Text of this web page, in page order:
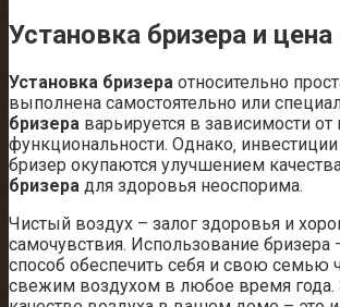
Установка бризера и цена
Установка бризера относительно
выполнена самостоятельно или
бризера варьируется в зависимости
функциональности. Однако‚
бризер окупаются улучшением
бризера для здоровья неоспорима.
Чистый воздух – залог здоровья и
самочувствия. Использование
способ обеспечить себя и свою семью
свежим воздухом в любое время года.